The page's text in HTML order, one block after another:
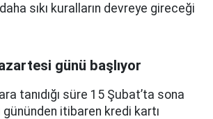
sıkı kuralların devreye gireceği
günü başlıyor
tanıdığı süre 15 Şubat’ta sona
itibaren kredi kartı